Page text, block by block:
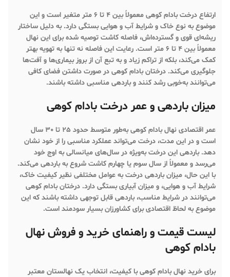
ارتفاع درخت بادام کوهی معمولاً بین 4 تا 6 متر متغیر است و این
موضوع به نوع خاک و شرایط آب و هوایی بستگی دارد. به دلیل ساختار
ریشه‌ای قوی و گسترده‌اش، فاصله کاشت توصیه شده برای این نهال
معمولاً بین 4 تا 6 متر است. رعایت این فاصله نه تنها به تهویه بهتر
کمک می‌کند، بلکه از تراکم زیاد و به تبع آن از بروز بیماری‌ها و آفت‌ها
جلوگیری می‌کند. درختان بادام کوهی در صورت داشتن فضای کافی
می‌توانند به‌خوبی رشد کنند و باردهی مناسبی داشته باشند.
میزان باردهی و عمر درخت بادام کوهی
عمر اقتصادی نهال بادام کوهی به‌طور متوسط حدود 25 تا 30 سال
است و در این مدت، درخت می‌تواند عملکرد مناسبی را از خود نشان
دهد. باردهی این درخت به‌ویژه در سال‌های میانسالی به اوج خود
می‌رسد و معمولاً از سال سوم یا چهارم کاشت شروع به باردهی می‌کند.
با این حال، میزان باردهی درخت به عوامل مختلفی نظیر کیفیت خاک،
شرایط آب و هوایی، و میزان آبیاری بستگی دارد. درختان بادام کوهی
می‌توانند در شرایط مناسب، باردهی قابل توجهی داشته باشند که این
موضوع به لحاظ اقتصادی برای کشاورزان بسیار سودمند است.
لیست قیمت و راهنمای خرید و فروش نهال
بادام کوهی
برای خرید نهال بادام کوهی با کیفیت، انتخاب یک نهالستان معتبر